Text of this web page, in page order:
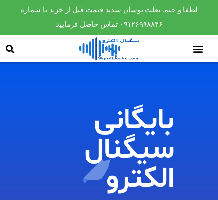
لطفا و حتما بعلت نوسان شدید قیمت قبل از خرید با شماره
۰۹۱۲۶۹۹۸۸۴۶ تماس حاصل فرمایید
بایگانی
سیگنال
الکترو​